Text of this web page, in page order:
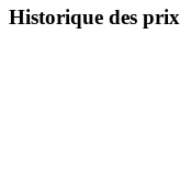
Historique des prix